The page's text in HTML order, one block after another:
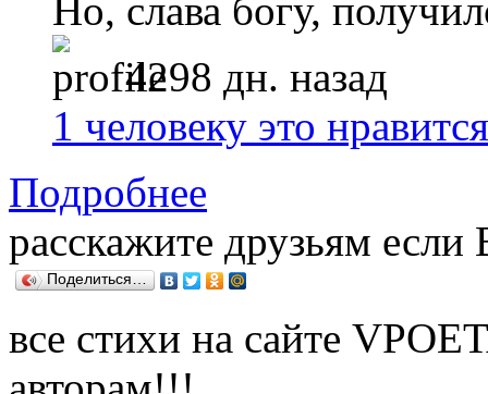
Но, слава богу,
4298 дн. назад
1 человеку это нравится
Подробнее
расскажите друзьям
Поделиться…
все стихи на сайте